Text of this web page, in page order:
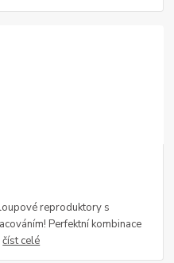
reproduktory s
Perfektní kombinace
číst celé